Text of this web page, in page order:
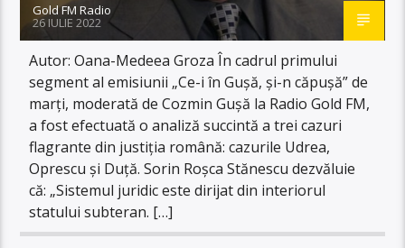
Gold FM Radio
26 IULIE 2022
Autor: Oana-Medeea Groza În cadrul primului
segment al emisiunii „Ce-i în Gușă, și-n căpușă” de
marți, moderată de Cozmin Gușă la Radio Gold FM,
a fost efectuată o analiză succintă a trei cazuri
flagrante din justiția română: cazurile Udrea,
Oprescu și Duță. Sorin Roșca Stănescu dezvăluie
că: „Sistemul juridic este dirijat din interiorul
statului subteran. […]